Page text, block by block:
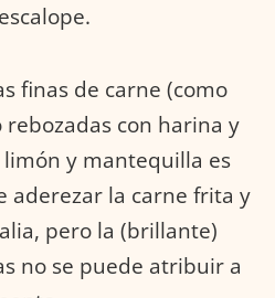
finas de carne (como
con harina y
limón y mantequilla es
aderezar la carne frita y
pero la (brillante)
no se puede atribuir a